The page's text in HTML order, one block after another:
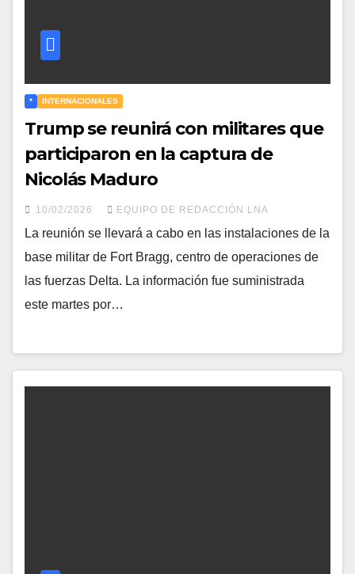
* INTERNACIONALES
Trump se reunirá con militares que
participaron en la captura de
Nicolás Maduro
10/02/2026 EQUIPO DE REDACCIÓN LNA
La reunión se llevará a cabo en las instalaciones de la
base militar de Fort Bragg, centro de operaciones de
las fuerzas Delta. La información fue suministrada
este martes por…